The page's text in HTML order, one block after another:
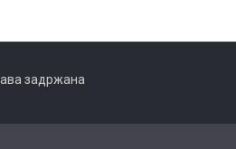
задржана